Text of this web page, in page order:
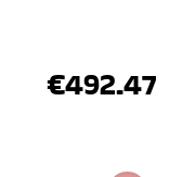
€492.47